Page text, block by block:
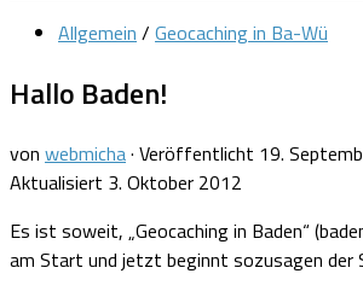
Allgemein / Geocaching in Ba-Wü
Hallo Baden!
von webmicha· Veröffentlicht 19.
Aktualisiert 3. Oktober 2012
Es ist soweit, „Geocaching in Baden“
am Start und jetzt beginnt sozusagen der